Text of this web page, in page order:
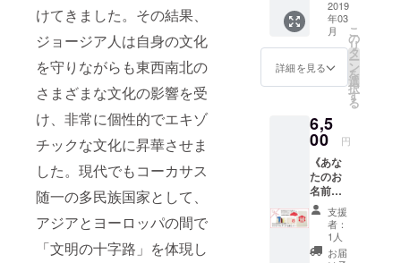
けてきました。その結果、
ジョージア人は自身の文化
を守りながらも東西南北の
さまざまな文化の影響を受
け、非常に個性的でエキゾ
チックな文化に昇華させま
した。現代でもコーカサス
随一の多民族国家として、
アジアとヨーロッパの間で
「文明の十字路」を体現し
件で初
めて迎
える冬
のた
め、寒
さに関
しまし
たちも
未知で
す。防
寒対策
や暖房
器具な
ど準備
する予
定です
が、寒
応援ど
うもあ
りがと
うござ
います
＊
きま
す。 ※
お名前
が不要
な方
考欄に
てその
旨お知
らせく
ださ
い。
ニック
ネーム
記のオ
リジナ
ウェブ
サイト
に、ご
として
お名前
いただ
きま
す。 ※
お名前
の掲載
が不要
な方
は、備
考欄に
てその
い。
ニック
ネーム
泊券は
本人で
用可能
です。
（オー
プン日
から1年
間有
効） ※
通常の
ご宿泊
に、
るゲス
トハウ
スの
ウェブ
サイト
お名前
を掲載
いただ
きま
す。 ※
お名前
の掲載
が不要
な方
分） ④
コー
ヒー・
紅茶飲
み放題
とTally
から感
謝の気
持ちを
込めた
直筆お
手紙（2
名様
分）
を、手
コー
ス》 ①
ヒンカ
リ柄＆
ハチャ
プリ柄
の靴下2
ト ●ヒ
ンカリ
柄［男
女兼用
23.0cm
-
27.5cm
］ ●ハ
チャプ
リ柄
2019
年03
月
詳細を見る
こ
の
リ
タ
ー
ン
を
選
択
す
る
6,5
00 円
《あな
たのお
名前を
ジョー
ジア語
で！
nicotali
支援
者：
1人
お届